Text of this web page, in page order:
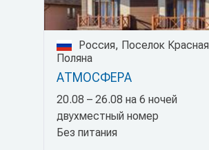
Россия, Поселок Красная
Поляна
АТМОСФЕРА
20.08 – 26.08 на 6 ночей
двухместный номер
Без питания